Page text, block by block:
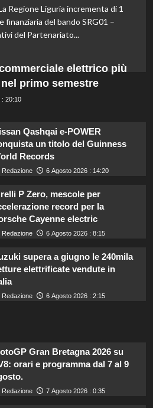
Regione Liguria incrementa di 1
finanziaria del bando SRG01 –
del Partenariato...
elettrico più
primo semestre
: 20:10
Qashqai e-POWER
un titolo del Guinness
Records
Redazione 6 Agosto 2026 : 14:20
P Zero, mescole per
record per la
Cayenne electric
Redazione 6 Agosto 2026 : 8:15
supera a giugno le 240mila
elettrificate vendute in
Redazione 6 Agosto 2026 : 2:15
Gran Bretagna 2026 su
orari e programma dal 7 al 9
Redazione 7 Agosto 2026 : 0:35